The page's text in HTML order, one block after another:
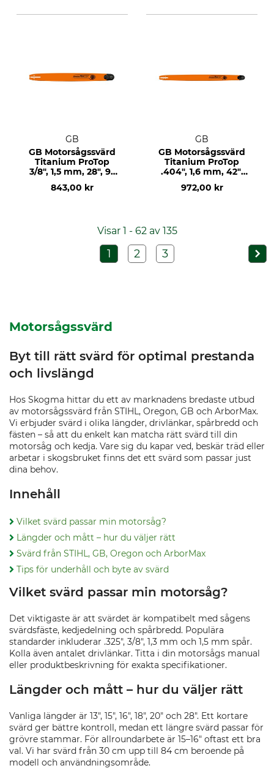
GB
GB Motorsågssvärd
Titanium ProTop
3/8", 1,5 mm, 28", 93
843,00 kr
GB
GB Motorsågssvärd
Titanium ProTop
.404", 1,6 mm, 42",
123 DL
972,00 kr
Visar 1 - 62 av 135
1 2 3
Motorsågssvärd
Byt till rätt svärd för optimal prestanda
och livslängd
Hos Skogma hittar du ett av marknadens bredaste utbud
av motorsågssvärd från STIHL, Oregon, GB och ArborMax.
Vi erbjuder svärd i olika längder, drivlänkar, spårbredd och
fästen – så att du enkelt kan matcha rätt svärd till din
motorsåg och kedja. Vare sig du kapar ved, beskär träd eller
arbetar i skogsbruket finns det ett svärd som passar just
dina behov.
Innehåll
Vilket svärd passar min motorsåg?
Längder och mått – hur du väljer rätt
Svärd från STIHL, GB, Oregon och ArborMax
Tips för underhåll och byte av svärd
Vilket svärd passar min motorsåg?
Det viktigaste är att svärdet är kompatibelt med sågens
svärdsfäste, kedjedelning och spårbredd. Populära
standarder inkluderar .325", 3/8", 1,3 mm och 1,5 mm spår.
Kolla även antalet drivlänkar. Titta i din motorsågs manual
eller produktbeskrivning för exakta specifikationer.
Längder och mått – hur du väljer rätt
Vanliga längder är 13", 15", 16", 18", 20" och 28". Ett kortare
svärd ger bättre kontroll, medan ett längre svärd passar för
grövre stammar. För allroundarbete är 15–16" oftast ett bra
val. Vi har svärd från 30 cm upp till 84 cm beroende på
modell och användningsområde.